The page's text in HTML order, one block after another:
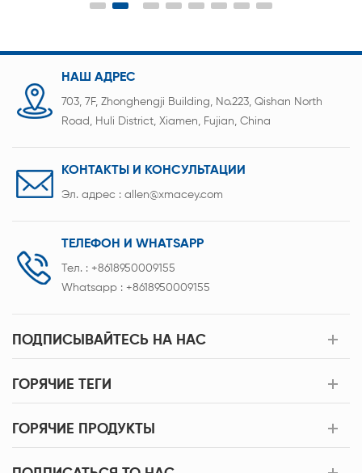
кристаллические пленки, пленки из материала
может адаптироваться к развитию науки и
техники для формирования пленки в условиях
НАШ АДРЕС
703, 7F, Zhonghengji Building, No.223, Qishan North
Road, Huli District, Xiamen, Fujian, China
КОНТАКТЫ И КОНСУЛЬТАЦИИ
Эл. адрес : allen@xmacey.com
ТЕЛЕФОН И WHATSAPP
Тел. : +8618950009155
Whatsapp : +8618950009155
ПОДПИСЫВАЙТЕСЬ НА НАС
ГОРЯЧИЕ ТЕГИ
ГОРЯЧИЕ ПРОДУКТЫ